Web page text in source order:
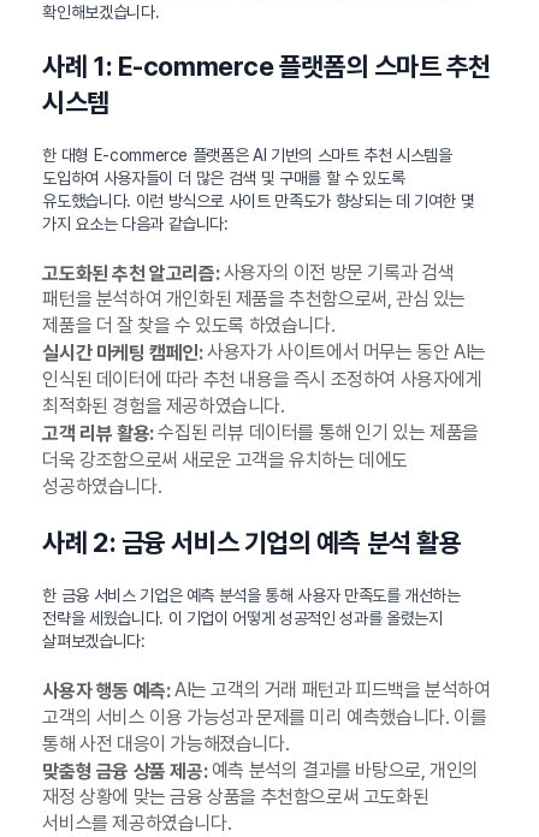
확인해보겠습니다.
사례 1: E-commerce 플랫폼의 스마트 추천
시스템
한 대형 E-commerce 플랫폼은 AI 기반의 스마트 추천 시스템을
도입하여 사용자들이 더 많은 검색 및 구매를 할 수 있도록
유도했습니다. 이런 방식으로 사이트 만족도가 향상되는 데 기여한 몇
가지 요소는 다음과 같습니다:
고도화된 추천 알고리즘:사용자의 이전 방문 기록과 검색
패턴을 분석하여 개인화된 제품을 추천함으로써, 관심 있는
제품을 더 잘 찾을 수 있도록 하였습니다.
실시간 마케팅 캠페인:사용자가 사이트에서 머무는 동안 AI는
인식된 데이터에 따라 추천 내용을 즉시 조정하여 사용자에게
최적화된 경험을 제공하였습니다.
고객 리뷰 활용:수집된 리뷰 데이터를 통해 인기 있는 제품을
더욱 강조함으로써 새로운 고객을 유치하는 데에도
성공하였습니다.
사례 2: 금융 서비스 기업의 예측 분석 활용
한 금융 서비스 기업은 예측 분석을 통해 사용자 만족도를 개선하는
전략을 세웠습니다. 이 기업이 어떻게 성공적인 성과를 올렸는지
살펴보겠습니다:
사용자 행동 예측:AI는 고객의 거래 패턴과 피드백을 분석하여
고객의 서비스 이용 가능성과 문제를 미리 예측했습니다. 이를
통해 사전 대응이 가능해졌습니다.
맞춤형 금융 상품 제공:예측 분석의 결과를 바탕으로, 개인의
재정 상황에 맞는 금융 상품을 추천함으로써 고도화된
서비스를 제공하였습니다.